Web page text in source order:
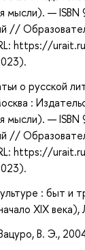
мысли). —
//
https://
о русской
:
мысли). —
//
https://
: быт и
XIX
В. Э.,